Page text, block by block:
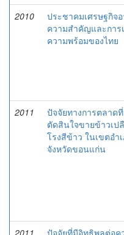
2010
ประชาคมเศรษฐกิจ
ความสำคัญและการ
ความพร้อมของไทย
2011
ปัจจัยทางการตลาด
ตัดสินใจขายข้าวเป
โรงสีข้าว ในเขตอำ
จังหวัดขอนแก่น
2011
ปัจจัยที่มีอิทธิพลต่อค